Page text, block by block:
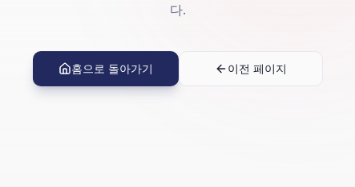
다.
홈으로 돌아가기 이전 페이지